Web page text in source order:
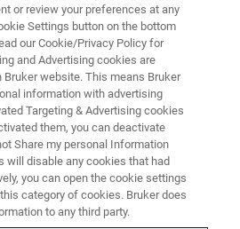
di modelli quantitativi per
è la chiave del successo
Il corso è prevalentemente
or review your preferences at any
Settings button on the bottom
our Cookie/Privacy Policy for
and Advertising cookies are
website. This means Bruker
information with advertising
Targeting & Advertising cookies
them, you can deactivate
Share my personal Information
will disable any cookies that had
you can open the cookie settings
category of cookies. Bruker does
to any third party.